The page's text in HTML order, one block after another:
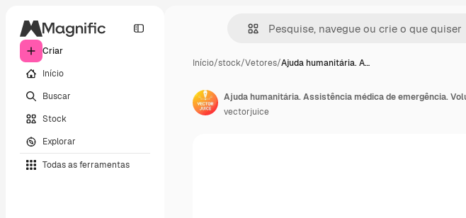
Criar
Início
Buscar
Stock
Explorar
Todas as ferramentas
Início/stock/Vetores/Ajuda humanitária. A…
vectorjuice